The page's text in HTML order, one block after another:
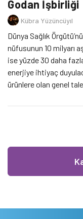
Godan İşbirliği
Kübra Yüzüncüyıl
Dünya Sağlık
nüfusunun 10 milyarı
ise yüzde 30 daha
enerjiye ihtiyaç
ürünlere olan genel
iklim değişikliğinin yaşandığı